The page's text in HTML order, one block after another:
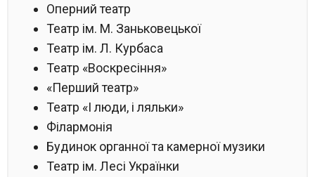
Оперний театр
Театр ім. М. Заньковецької
Театр ім. Л. Курбаса
Театр «Воскресіння»
«Перший театр»
Театр «І люди, і ляльки»
Філармонія
Будинок органної та камерної музики
Театр ім. Лесі Українки